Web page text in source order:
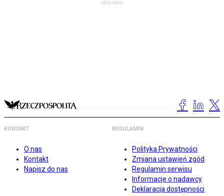
KONTAKT
O nas
Kontakt
Napisz do nas
REGULAMIN
Polityka Prywatności
Zmiana ustawień zgód
Regulamin serwisu
Informacje o nadawcy
Deklaracja dostępności